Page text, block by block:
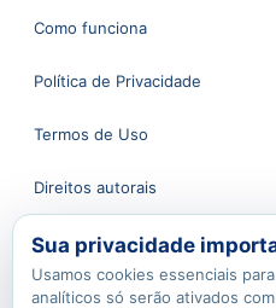
Como funciona
Política de Privacidade
Termos de Uso
Direitos autorais
Atendimento
Sua privacidade
Usamos cookies essenciais
analíticos só serão ativados